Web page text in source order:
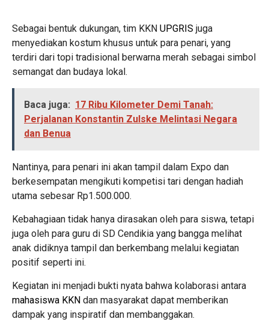
Sebagai bentuk dukungan, tim KKN UPGRIS juga
menyediakan kostum khusus untuk para penari, yang
terdiri dari topi tradisional berwarna merah sebagai simbol
semangat dan budaya lokal.
Baca juga: 17 Ribu Kilometer Demi Tanah:
Perjalanan Konstantin Zulske Melintasi Negara
dan Benua
Nantinya, para penari ini akan tampil dalam Expo dan
berkesempatan mengikuti kompetisi tari dengan hadiah
utama sebesar Rp1.500.000.
Kebahagiaan tidak hanya dirasakan oleh para siswa, tetapi
juga oleh para guru di SD Cendikia yang bangga melihat
anak didiknya tampil dan berkembang melalui kegiatan
positif seperti ini.
Kegiatan ini menjadi bukti nyata bahwa kolaborasi antara
mahasiswa KKN dan masyarakat dapat memberikan
dampak yang inspiratif dan membanggakan.